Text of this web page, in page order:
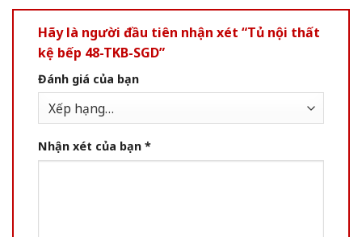
Hãy là người đầu tiên nhận xét “Tủ nội thất
kệ bếp 48-TKB-SGD”
Đánh giá của bạn
Nhận xét của bạn *